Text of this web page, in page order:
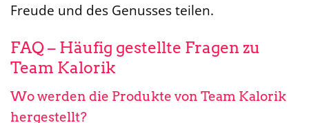
Freude und des Genusses teilen.
FAQ – Häufig gestellte Fragen zu
Team Kalorik
Wo werden die Produkte von Team Kalorik
hergestellt?